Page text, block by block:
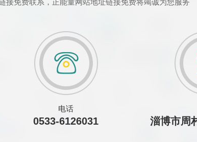
接免费联系，正能量网站地址链接免费将竭诚为您服务
电话
0533-6126031 淄博市周